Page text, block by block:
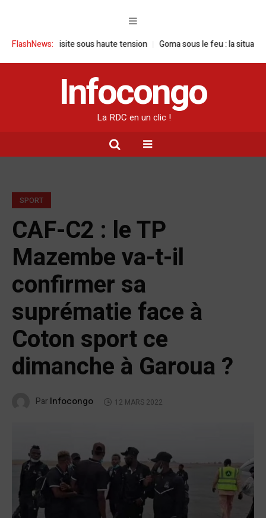
FlashNews:
une visite sous haute tension Goma sous le feu : la situation
Infocongo
La RDC en un clic !
SPORT
CAF-C2 : le TP
Mazembe va-t-il
confirmer sa
suprématie face à
Coton sport ce
dimanche à Garoua ?
Par Infocongo 12 MARS 2022